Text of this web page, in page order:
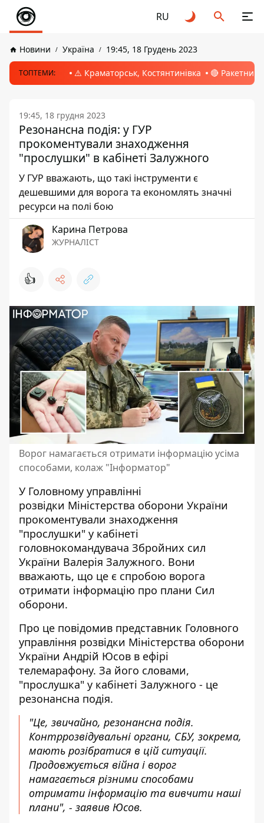
RU
Новини Україна 19:45, 18 Грудень 2023
ТОПТЕМИ: ⚠️ Краматорськ, Костянтинівка 🔴 Ракетний
19:45, 18 грудня 2023
Резонансна подія: у ГУР
прокоментували знаходження
"прослушки" в кабінеті Залужного
У ГУР вважають, що такі інструменти є
дешевшими для ворога та економлять значні
ресурси на полі бою
Карина Петрова
ЖУРНАЛІСТ
👍
Ворог намагається отримати інформацію усіма
способами, колаж "Інформатор"
У Головному управлінні
розвідки Міністерства оборони України
прокоментували знаходження
"прослушки" у кабінеті
головнокомандувача Збройних сил
України Валерія Залужного. Вони
вважають, що це є спробою ворога
отримати інформацію про плани Сил
оборони.
Про це повідомив представник Головного
управління розвідки Міністерства оборони
України Андрій Юсов в ефірі
телемарафону. За його словами,
"прослушка" у кабінеті Залужного - це
резонансна подія.
"Це, звичайно, резонансна подія.
Контррозвідувальні органи, СБУ, зокрема,
мають розібратися в цій ситуації.
Продовжується війна і ворог
намагається різними способами
отримати інформацію та вивчити наші
плани", - заявив Юсов.